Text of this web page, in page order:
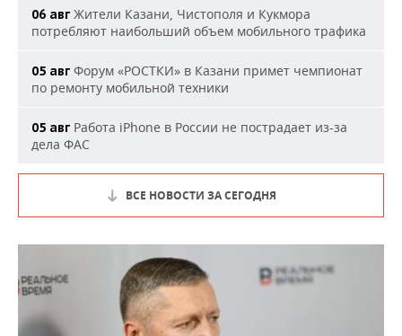
06 авг Жители Казани, Чистополя и Кукмора
потребляют наибольший объем мобильного трафика
05 авг Форум «РОСТКИ» в Казани примет чемпионат
по ремонту мобильной техники
05 авг Работа iPhone в России не пострадает из-за
дела ФАС
ВСЕ НОВОСТИ ЗА СЕГОДНЯ